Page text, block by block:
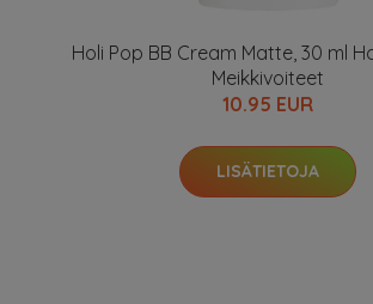
Holi Pop BB Cream Matte, 30 ml
Meikkivoiteet
10.95 EUR
LISÄTIETOJA